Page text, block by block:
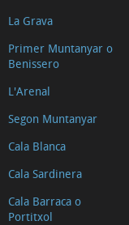
La Grava
Primer Muntanyar o
Benissero
L'Arenal
Segon Muntanyar
Cala Blanca
Cala Sardinera
Cala Barraca o
Portitxol